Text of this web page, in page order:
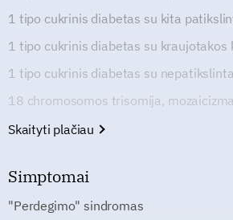
1 tipo cukrinis diabetas su kita
1 tipo cukrinis diabetas su kraujotakos
1 tipo cukrinis diabetas su
18 chromosomos trisomija,
Skaityti plačiau
Simptomai
"Perdegimo" sindromas